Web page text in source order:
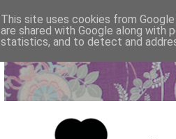
This site uses cookies from
are shared with Google along with
statistics, and to detect and